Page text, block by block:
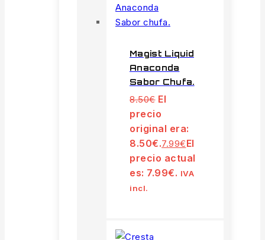
Magist Liquid
Anaconda
Sabor Chufa.
8.50€ El
precio
original era:
8.50€.7.99€El
precio actual
es: 7.99€. IVA
incl.